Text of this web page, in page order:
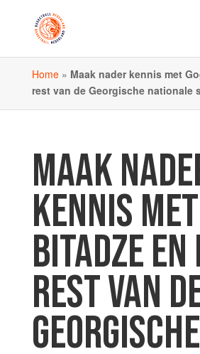
Home» Maak nader kennis met
rest van de Georgische nationale
MAAK
KENNIS
BITADZE EN
REST VAN
GEORGISCHE